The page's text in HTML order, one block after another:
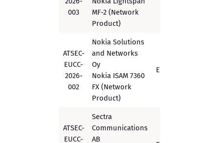
003
MF-2 (Network
Product)
ATSEC-
EUCC-
2026-
002
Nokia Solutions
and Networks
Oy
Nokia ISAM 7360
FX (Network
Product)
EUCC
ATSEC-
EUCC-
Sectra
Communications
AB